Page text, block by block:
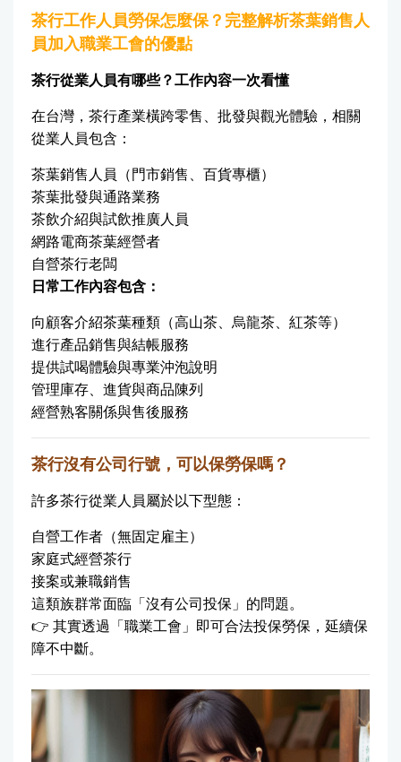
茶行工作人員勞保怎麼保？完整解析茶葉銷售人
員加入職業工會的優點
茶行從業人員有哪些？工作內容一次看懂
在台灣，茶行產業橫跨零售、批發與觀光體驗，相關
從業人員包含：
茶葉銷售人員（門市銷售、百貨專櫃）
茶葉批發與通路業務
茶飲介紹與試飲推廣人員
網路電商茶葉經營者
自營茶行老闆
日常工作內容包含：
向顧客介紹茶葉種類（高山茶、烏龍茶、紅茶等）
進行產品銷售與結帳服務
提供試喝體驗與專業沖泡說明
管理庫存、進貨與商品陳列
經營熟客關係與售後服務
茶行沒有公司行號，可以保勞保嗎？
許多茶行從業人員屬於以下型態：
自營工作者（無固定雇主）
家庭式經營茶行
接案或兼職銷售
這類族群常面臨「沒有公司投保」的問題。
👉 其實透過「職業工會」即可合法投保勞保，延續保
障不中斷。